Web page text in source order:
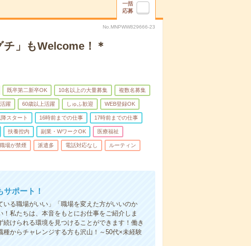
一括
応募
No.MNPWW829666-23
チ」もWelcome！＊
既卒第二新卒OK 10名以上の大量募集 複数名募集
躍 60歳以上活躍 しゅふ歓迎 WEB登録OK
スタート 16時前までの仕事 17時前までの仕事
扶養控内 副業・WワークOK 医療福祉
職場が禁煙 派遣多 電話対応なし ルーティン
サポート！
る職場がいい」「職場を変えた方がいいのか
私たちは、本音をもとにお仕事をご紹介しま
けられる環境を見つけることができます！働き
からチャレンジする方も沢山！～50代×未経験